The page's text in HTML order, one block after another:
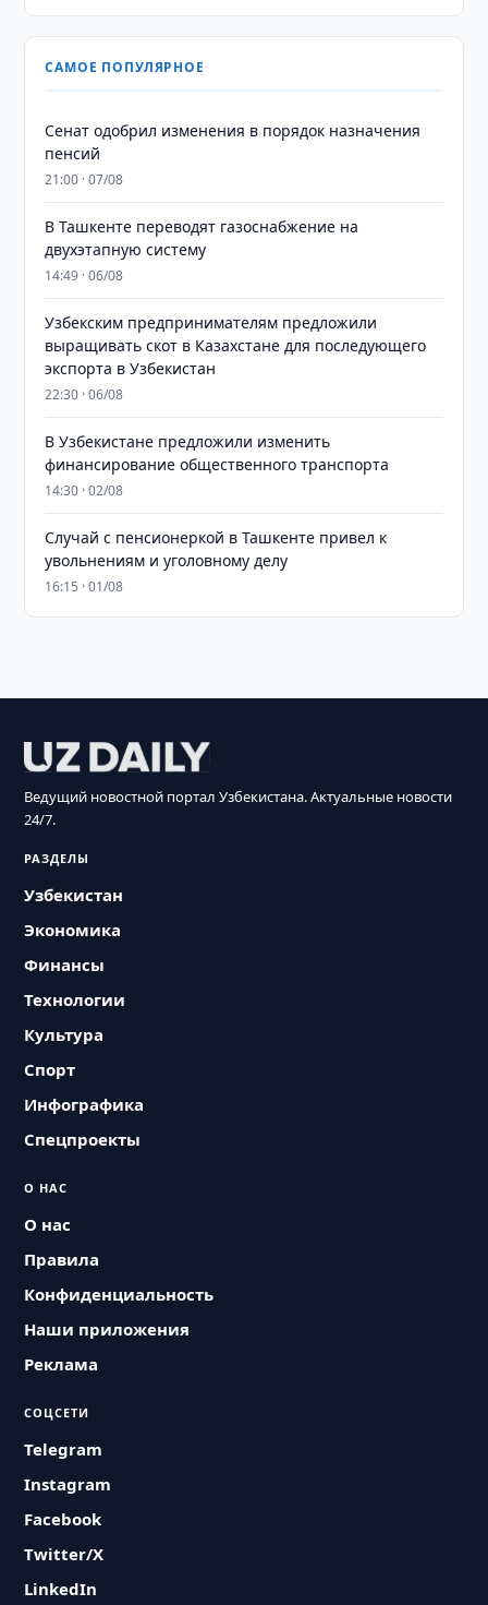
САМОЕ ПОПУЛЯРНОЕ
Сенат одобрил изменения в порядок назначения
пенсий
21:00 · 07/08
В Ташкенте переводят газоснабжение на
двухэтапную систему
14:49 · 06/08
Узбекским предпринимателям предложили
выращивать скот в Казахстане для последующего
экспорта в Узбекистан
22:30 · 06/08
В Узбекистане предложили изменить
финансирование общественного транспорта
14:30 · 02/08
Случай с пенсионеркой в Ташкенте привел к
увольнениям и уголовному делу
16:15 · 01/08
Ведущий новостной портал Узбекистана. Актуальные новости
24/7.
РАЗДЕЛЫ
Узбекистан
Экономика
Финансы
Технологии
Культура
Спорт
Инфографика
Спецпроекты
О НАС
О нас
Правила
Конфиденциальность
Наши приложения
Реклама
СОЦСЕТИ
Telegram
Instagram
Facebook
Twitter/X
LinkedIn